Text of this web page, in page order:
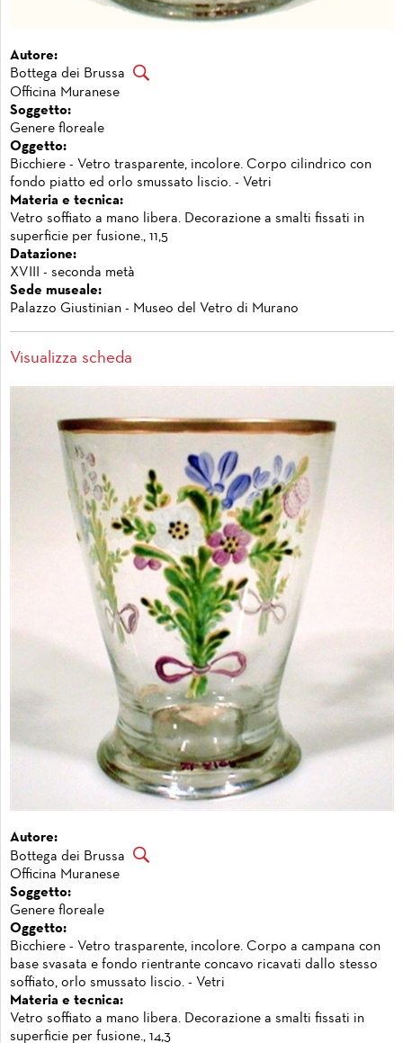
Autore:
Bottega dei Brussa
Officina Muranese
Soggetto:
Genere floreale
Oggetto:
Bicchiere - Vetro trasparente, incolore. Corpo cilindrico con
fondo piatto ed orlo smussato liscio. - Vetri
Materia e tecnica:
Vetro soffiato a mano libera. Decorazione a smalti fissati in
superficie per fusione., 11,5
Datazione:
XVIII - seconda metà
Sede museale:
Palazzo Giustinian - Museo del Vetro di Murano
Visualizza scheda
Autore:
Bottega dei Brussa
Officina Muranese
Soggetto:
Genere floreale
Oggetto:
Bicchiere - Vetro trasparente, incolore. Corpo a campana con
base svasata e fondo rientrante concavo ricavati dallo stesso
soffiato, orlo smussato liscio. - Vetri
Materia e tecnica:
Vetro soffiato a mano libera. Decorazione a smalti fissati in
superficie per fusione., 14,3